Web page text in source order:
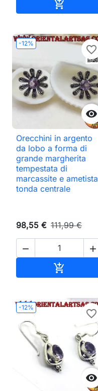

-12%

favorite_border
Orecchini in argento
da lobo a forma di
grande margherita
tempestata di
marcassite e ametista
tonda centrale
98,55 € 111,99 €
 

-12%

favorite_border